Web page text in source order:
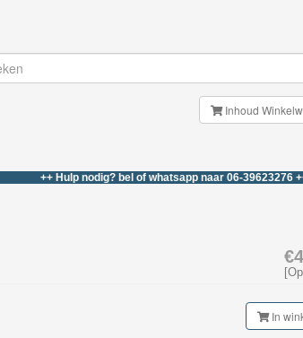
Inhoud
++ Hulp nodig? bel of whatsapp naar 06-39623276 +++
In